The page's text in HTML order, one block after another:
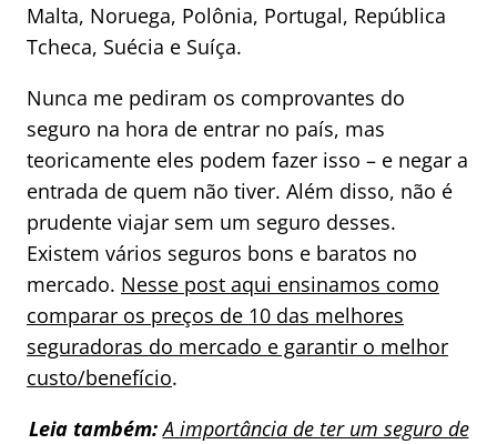
Malta, Noruega, Polônia, Portugal, República
Tcheca, Suécia e Suíça.
Nunca me pediram os comprovantes do
seguro na hora de entrar no país, mas
teoricamente eles podem fazer isso – e negar a
entrada de quem não tiver. Além disso, não é
prudente viajar sem um seguro desses.
Existem vários seguros bons e baratos no
mercado. Nesse post aqui ensinamos como
comparar os preços de 10 das melhores
seguradoras do mercado e garantir o melhor
custo/benefício.
Leia também:A importância de ter um seguro de